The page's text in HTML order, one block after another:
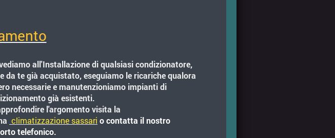
all'Installazione di qualsiasi condizionatore,
da te già acquistato, eseguiamo le ricariche qualora
necessarie e manutenzioniamo impianti di
già esistenti.
l'argomento visita la
climatizzazione sassari o contatta il nostro
telefonico.